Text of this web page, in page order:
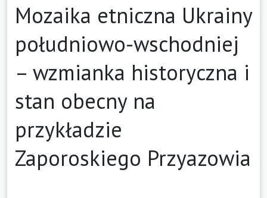
Mozaika etniczna Ukrainy
południowo-wschodniej
– wzmianka historyczna i
stan obecny na
przykładzie
Zaporoskiego Przyazowia